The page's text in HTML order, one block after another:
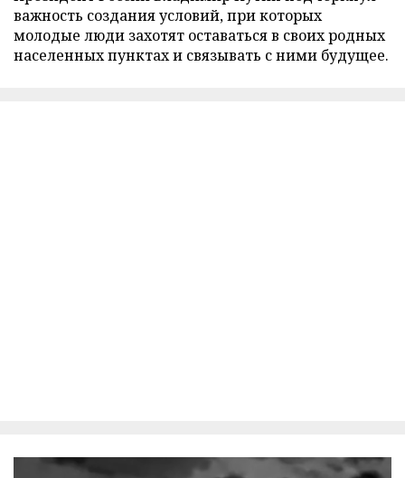
важность создания условий, при которых
молодые люди захотят оставаться в своих родных
населенных пунктах и связывать с ними будущее.